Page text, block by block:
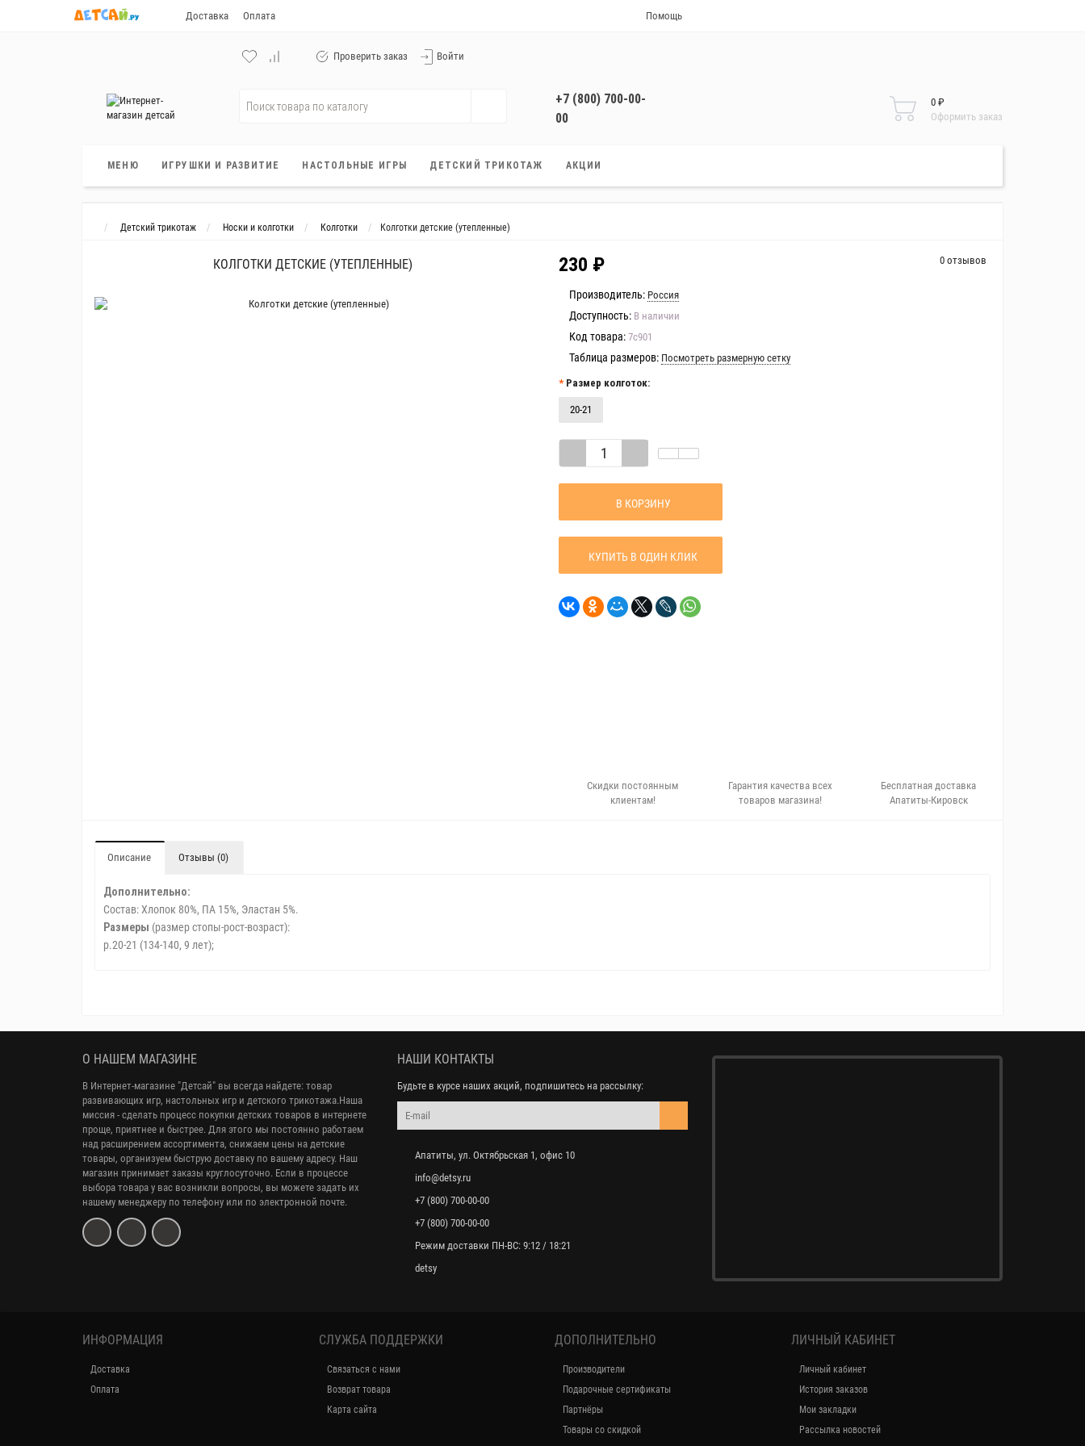
Доставка Оплата Помощь
Проверить заказ Войти
+7 (800) 700-00-
00
0 ₽
Оформить заказ
МЕНЮ ИГРУШКИ И РАЗВИТИЕ НАСТОЛЬНЫЕ ИГРЫ ДЕТСКИЙ ТРИКОТАЖ АКЦИИ
Детский трикотаж Носки и колготки Колготки Колготки детские (утепленные)
КОЛГОТКИ ДЕТСКИЕ (УТЕПЛЕННЫЕ) 0 отзывов
230 ₽
Производитель: Россия
Доступность: В наличии
Код товара: 7с901
Таблица размеров: Посмотреть размерную сетку
Размер колготок:
20-21
В КОРЗИНУ
КУПИТЬ В ОДИН КЛИК
Скидки постоянным
клиентам!
Гарантия качества всех
товаров магазина!
Бесплатная доставка
Апатиты-Кировск
Описание Отзывы (0)
Дополнительно:
Состав: Хлопок 80%, ПА 15%, Эластан 5%.
Размеры (размер стопы-рост-возраст):
р.20-21 (134-140, 9 лет);
О НАШЕМ МАГАЗИНЕ
В Интернет-магазине "Детсай" вы всегда найдете: товар
развивающих игр, настольных игр и детского трикотажа.Наша
миссия - сделать процесс покупки детских товаров в интернете
проще, приятнее и быстрее. Для этого мы постоянно работаем
над расширением ассортимента, снижаем цены на детские
товары, организуем быструю доставку по вашему адресу. Наш
магазин принимает заказы круглосуточно. Если в процессе
выбора товара у вас возникли вопросы, вы можете задать их
нашему менеджеру по телефону или по электронной почте.
НАШИ КОНТАКТЫ
Будьте в курсе наших акций, подпишитесь на рассылку:
Апатиты, ул. Октябрьская 1, офис 10
info@detsy.ru
+7 (800) 700-00-00
+7 (800) 700-00-00
Режим доставки ПН-ВС: 9:12 / 18:21
detsy
ИНФОРМАЦИЯ
Доставка
Оплата
СЛУЖБА ПОДДЕРЖКИ
Связаться с нами
Возврат товара
Карта сайта
ДОПОЛНИТЕЛЬНО
Производители
Подарочные сертификаты
Партнёры
Товары со скидкой
ЛИЧНЫЙ КАБИНЕТ
Личный кабинет
История заказов
Мои закладки
Рассылка новостей